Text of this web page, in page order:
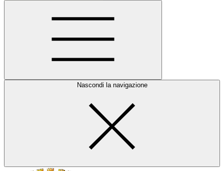
Nascondi la navigazione